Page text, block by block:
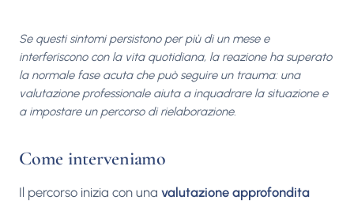
Se questi sintomi persistono per più di un mese e
interferiscono con la vita quotidiana, la reazione ha superato
la normale fase acuta che può seguire un trauma: una
valutazione professionale aiuta a inquadrare la situazione e
a impostare un percorso di rielaborazione.
Come interveniamo
Il percorso inizia con una valutazione approfondita